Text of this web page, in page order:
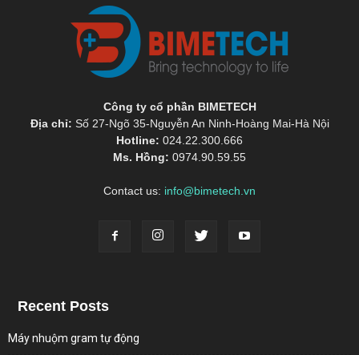
Công ty cổ phần BIMETECH
Địa chỉ: Số 27-Ngõ 35-Nguyễn An Ninh-Hoàng Mai-Hà Nội
Hotline: 024.22.300.666
Ms. Hồng: 0974.90.59.55
Contact us: info@bimetech.vn
Recent Posts
Máy nhuộm gram tự động